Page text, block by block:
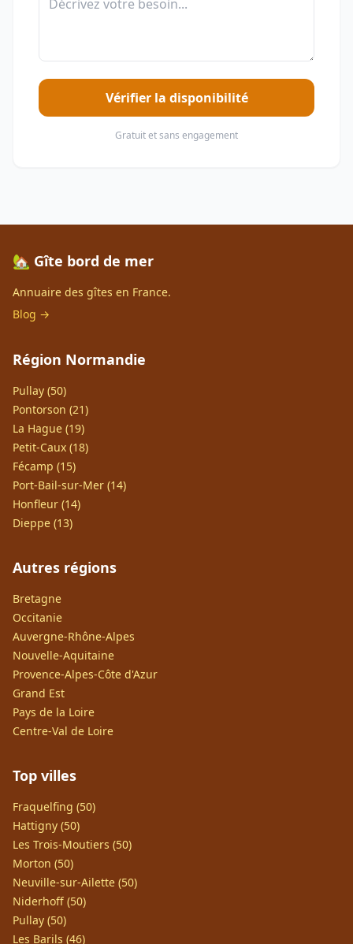
Vérifier la disponibilité
Gratuit et sans engagement
🏡 Gîte bord de mer
Annuaire des gîtes en France.
Blog →
Région Normandie
Pullay (50)
Pontorson (21)
La Hague (19)
Petit-Caux (18)
Fécamp (15)
Port-Bail-sur-Mer (14)
Honfleur (14)
Dieppe (13)
Autres régions
Bretagne
Occitanie
Auvergne-Rhône-Alpes
Nouvelle-Aquitaine
Provence-Alpes-Côte d'Azur
Grand Est
Pays de la Loire
Centre-Val de Loire
Top villes
Fraquelfing (50)
Hattigny (50)
Les Trois-Moutiers (50)
Morton (50)
Neuville-sur-Ailette (50)
Niderhoff (50)
Pullay (50)
Les Barils (46)